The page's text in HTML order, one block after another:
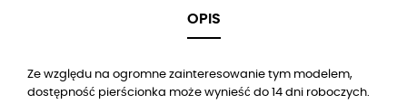
OPIS
Ze względu na ogromne zainteresowanie tym modelem,
dostępność pierścionka może wynieść do 14 dni roboczych.